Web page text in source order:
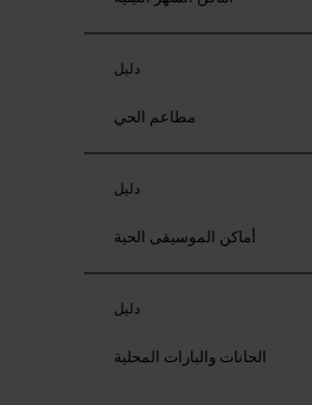
دليل
مطاعم الحي
دليل
أماكن الموسيقى الحية
دليل
الحانات والبارات المحلية